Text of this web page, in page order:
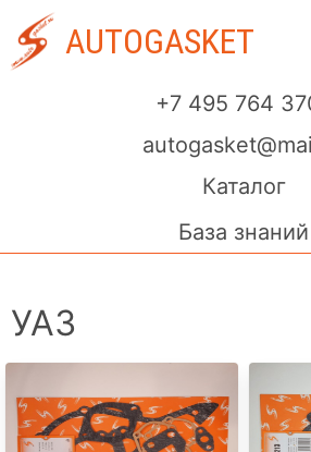
AUTOGASKET
+7 495 764
Каталог
База знаний
УАЗ